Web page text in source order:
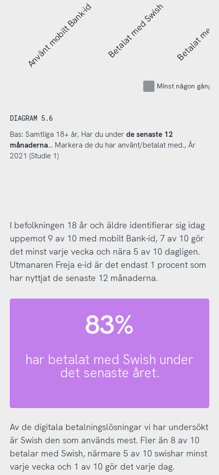
Använt mobilt Bank-id Betalat med Swish Betalat
Minst någon gång
DIAGRAM 5.6
Bas: Samtliga 18+ år, Har du under de senaste 12
månaderna… Markera de du har använt/betalat med., År
2021 (Studie 1)
I befolkningen 18 år och äldre identifierar sig idag
uppemot 9 av 10 med mobilt Bank-id, 7 av 10 gör
det minst varje vecka och nära 5 av 10 dagligen.
Utmanaren Freja e-id är det endast 1 procent som
har nyttjat de senaste 12 månaderna.
83%
har betalat med Swish under
det senaste året.
Av de digitala betalningslösningar vi har undersökt
är Swish den som används mest. Fler än 8 av 10
betalar med Swish, närmare 5 av 10 swishar minst
varje vecka och 1 av 10 gör det varje dag.